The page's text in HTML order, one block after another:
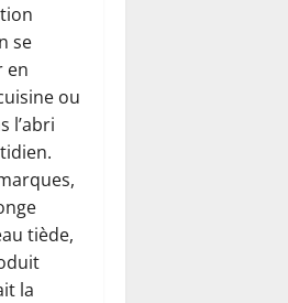
se
en
ou
l’abri
tiède,
la